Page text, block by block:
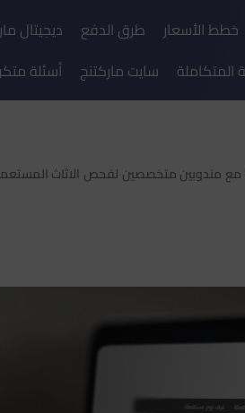
خطط الأسعار طرق الدفع ديجيتال
المتكاملة
سايت ماركتنج أسئلة
مندوبين متخصصين لفحص الاثاث